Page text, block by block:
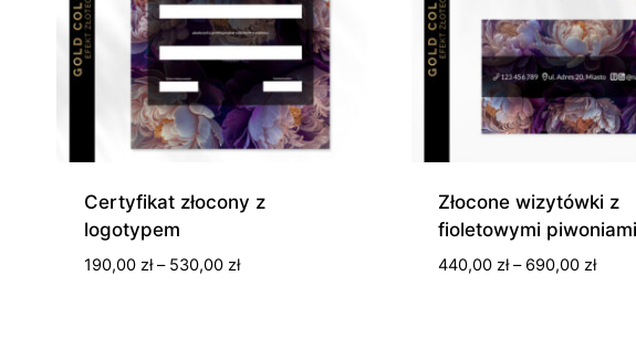
Certyfikat złocony z
logotypem
190,00 zł – 530,00 złZakres
Złocone wizytówki z
fioletowymi piwoniami
440,00 zł – 690,00 złZakres